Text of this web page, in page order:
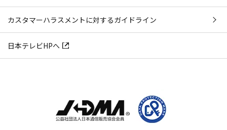
カスタマーハラスメントに対するガイドライン
日本テレビHPへ